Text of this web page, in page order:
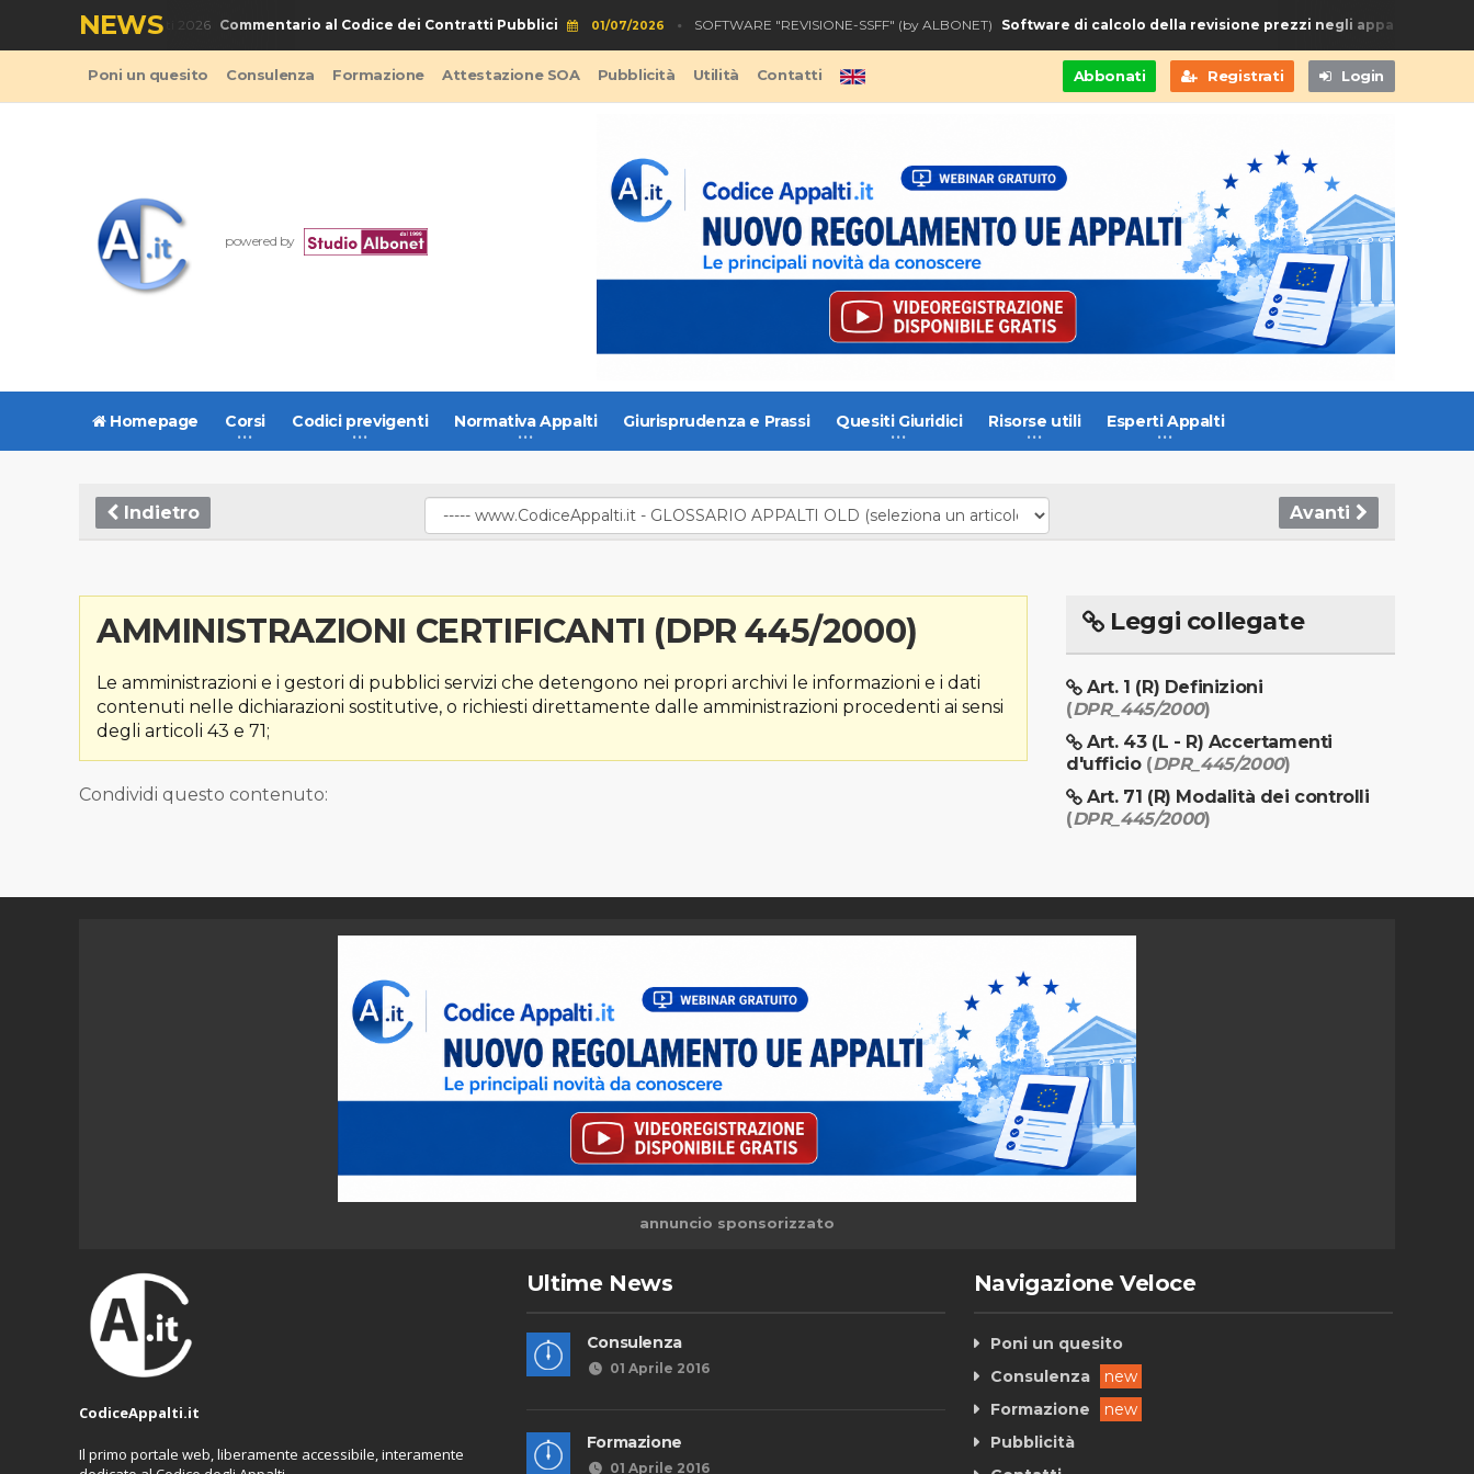
NEWS
LIBRO - Codice Appalti 2026 Commentario al Codice dei Contratti Pubblici 01/07/2026 SOFTWARE "REVISIONE-SSFF" (by ALBONET) Software di calcolo della revisione prezzi negli appalti di
Abbonati Registrati Login
Poni un quesito Consulenza Formazione Attestazione SOA Pubblicità Utilità Contatti
powered by
Homepage Corsi Codici previgenti Normativa Appalti Giurisprudenza e Prassi Quesiti Giuridici Risorse utili Esperti Appalti
Indietro Avanti
AMMINISTRAZIONI CERTIFICANTI (DPR 445/2000)
Le amministrazioni e i gestori di pubblici servizi che detengono nei propri archivi le informazioni e i dati
contenuti nelle dichiarazioni sostitutive, o richiesti direttamente dalle amministrazioni procedenti ai sensi
degli articoli 43 e 71;
Condividi questo contenuto:
Leggi collegate
Art. 1 (R) Definizioni
(DPR_445/2000)
Art. 43 (L - R) Accertamenti
d'ufficio (DPR_445/2000)
Art. 71 (R) Modalità dei controlli
(DPR_445/2000)
annuncio sponsorizzato
CodiceAppalti.it
Il primo portale web, liberamente accessibile, interamente
Ultime News
Consulenza
01 Aprile 2016
Formazione
01 Aprile 2016
Navigazione Veloce
Poni un quesito
Consulenza
new
Formazione
new
Pubblicità